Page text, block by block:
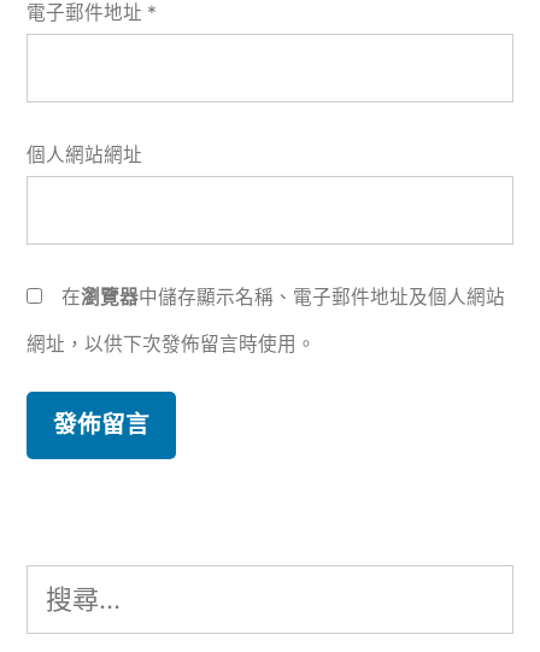
電子郵件地址 *
個人網站網址
在瀏覽器中儲存顯示名稱、電子郵件地址及個人網站
網址，以供下次發佈留言時使用。
搜
尋